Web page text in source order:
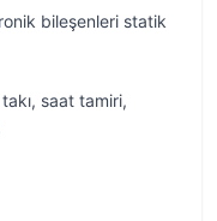
bileşenleri statik
saat tamiri,